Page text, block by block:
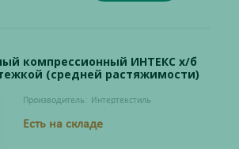
компрессионный ИНТЕКС х/б
(средней растяжимости)
Производитель: Интертекстиль
Есть на складе